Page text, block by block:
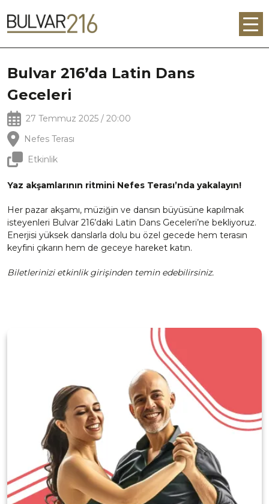
Bulvar 216’da Latin Dans
Geceleri
27 Temmuz 2025 / 20:00
Nefes Terası
Etkinlik
Yaz akşamlarının ritmini Nefes Terası’nda yakalayın!
Her pazar akşamı, müziğin ve dansın büyüsüne kapılmak
isteyenleri Bulvar 216’daki Latin Dans Geceleri’ne bekliyoruz.
Enerjisi yüksek danslarla dolu bu özel gecede hem terasın
keyfini çıkarın hem de geceye hareket katın.
Biletlerinizi etkinlik girişinden temin edebilirsiniz.